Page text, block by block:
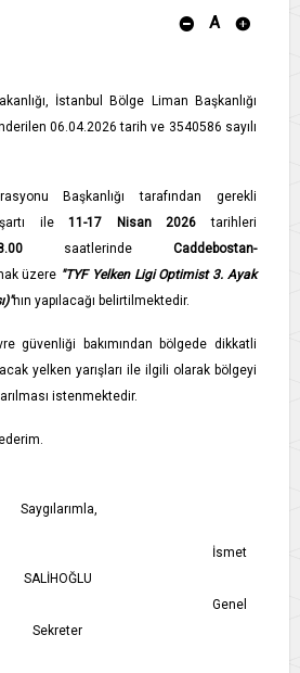
A
İstanbul Bölge Liman Başkanlığı
06.04.2026 tarih ve 3540586 sayılı
Başkanlığı tarafından gerekli
şartı ile11-17 Nisan 2026 tarihleri
saatlerinde Caddebostan-
üzere "TYF Yelken Ligi Optimist 3. Ayak
nın yapılacağı belirtilmektedir.
güvenliği bakımından bölgede dikkatli
yelken yarışları ile ilgili olarak bölgeyi
istenmektedir.
Saygılarımla,
SALİHOĞLU
Sekreter